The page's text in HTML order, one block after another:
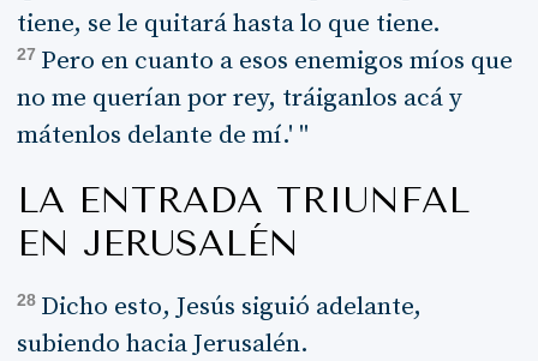
tiene, se le quitará hasta lo que tiene.
27 Pero en cuanto a esos enemigos míos que
no me querían por rey, tráiganlos acá y
mátenlos delante de mí.' "
LA ENTRADA TRIUNFAL
EN JERUSALÉN
28 Dicho esto, Jesús siguió adelante,
subiendo hacia Jerusalén.